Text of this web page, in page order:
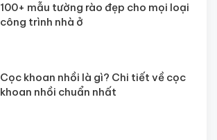
100+ mẫu tường rào đẹp cho mọi loại
công trình nhà ở
Cọc khoan nhồi là gì? Chi tiết về cọc
khoan nhồi chuẩn nhất